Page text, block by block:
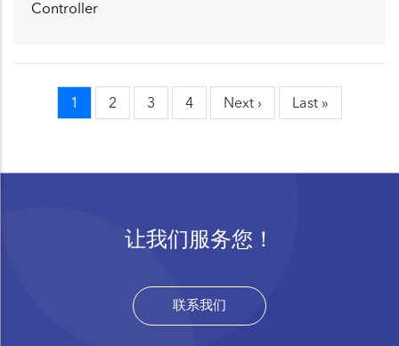
Controller
Pagination
当
1
页
2
页
3
页
4
Next
Next ›
Last
Last »
让我们服务您！
联系我们